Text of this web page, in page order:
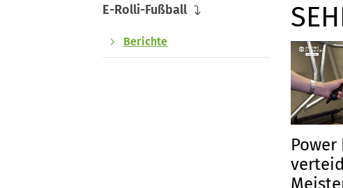
Power
E-Rolli-Fußball
Berichte